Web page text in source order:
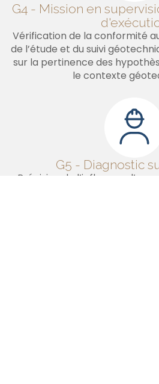
G4 - Mission en
Vérification de la conformité
de l’étude et du suivi
sur la pertinence des
le contexte
G5 - Diagnostic
Précision de l’influence d’un